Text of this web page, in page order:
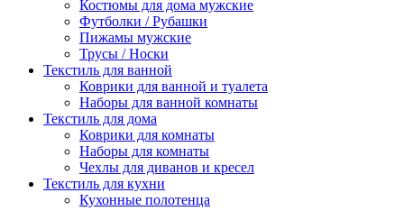
Костюмы для дома мужские
Футболки / Рубашки
Пижамы мужские
Трусы / Носки
Текстиль для ванной
Коврики для ванной и туалета
Наборы для ванной комнаты
Текстиль для дома
Коврики для комнаты
Наборы для комнаты
Чехлы для диванов и кресел
Текстиль для кухни
Кухонные полотенца